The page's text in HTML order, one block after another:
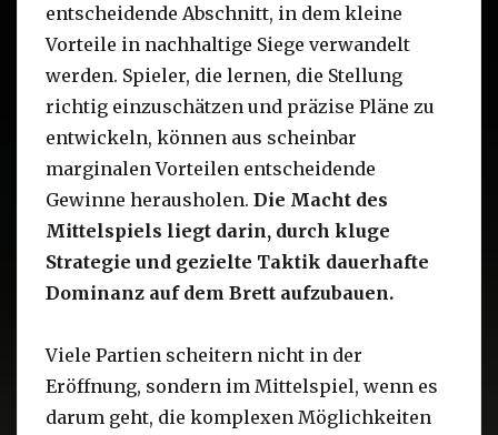
entscheidende Abschnitt, in dem kleine
Vorteile in nachhaltige Siege verwandelt
werden. Spieler, die lernen, die Stellung
richtig einzuschätzen und präzise Pläne zu
entwickeln, können aus scheinbar
marginalen Vorteilen entscheidende
Gewinne herausholen. Die Macht des
Mittelspiels liegt darin, durch kluge
Strategie und gezielte Taktik dauerhafte
Dominanz auf dem Brett aufzubauen.
Viele Partien scheitern nicht in der
Eröffnung, sondern im Mittelspiel, wenn es
darum geht, die komplexen Möglichkeiten